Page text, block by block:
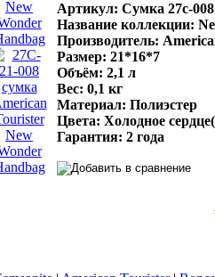
Артикул: Сумка 27с-008
Название коллекции:
Производитель:
Размер: 21*16*7
Объём: 2,1 л
Вес: 0,1 кг
Материал: Полиэстер
Цвета: Холодное
Гарантия: 2 года